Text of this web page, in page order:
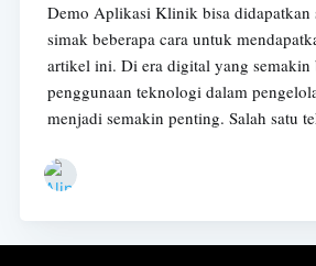
Demo Aplikasi Klinik bisa didapatkan
simak beberapa cara untuk
artikel ini. Di era digital yang semakin
penggunaan teknologi dalam
menjadi semakin penting. Salah satu